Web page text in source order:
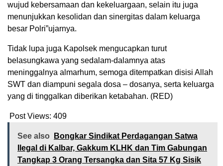
wujud kebersamaan dan kekeluargaan, selain itu juga
menunjukkan kesolidan dan sinergitas dalam keluarga
besar Polri”ujarnya.
Tidak lupa juga Kapolsek mengucapkan turut
belasungkawa yang sedalam-dalamnya atas
meninggalnya almarhum, semoga ditempatkan disisi Allah
SWT dan diampuni segala dosa – dosanya, serta keluarga
yang di tinggalkan diberikan ketabahan. (RED)
Post Views: 409
See also
Bongkar Sindikat Perdagangan Satwa
Ilegal di Kalbar, Gakkum KLHK dan Tim Gabungan
Tangkap 3 Orang Tersangka dan Sita 57 Kg Sisik